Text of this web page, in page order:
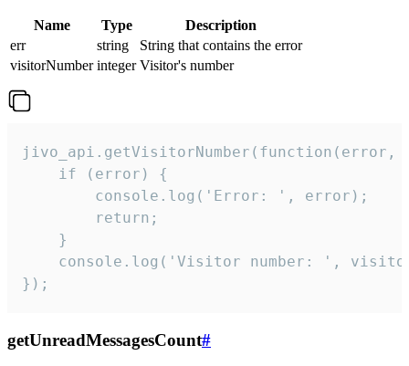
Name Type
Description
err
string
String that contains the error
visitorNumber integer Visitor's number
jivo_api.getVisitorNumber(function(error,
    if (error) {
        console.log('Error: ', error);
        return;
    }
console.log('Visitor number: ',
});
getUnreadMessagesCount#